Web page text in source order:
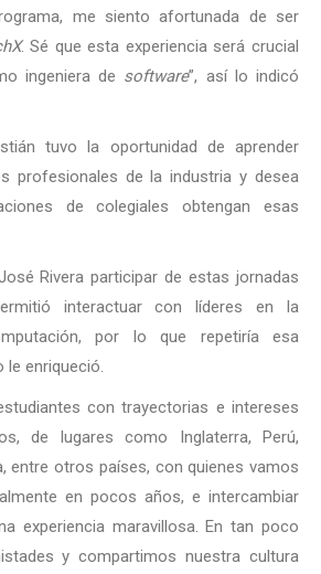
me siento afortunada de ser
. Sé que esta experiencia será crucial
ingeniera de software”, así lo indicó
tuvo la oportunidad de aprender
profesionales de la industria y desea
de colegiales obtengan esas
Rivera participar de estas jornadas
interactuar con líderes en la
por lo que repetiría esa
enriqueció.
con trayectorias e intereses
de lugares como Inglaterra, Perú,
entre otros países, con quienes vamos
en pocos años, e intercambiar
experiencia maravillosa. En tan poco
y compartimos nuestra cultura